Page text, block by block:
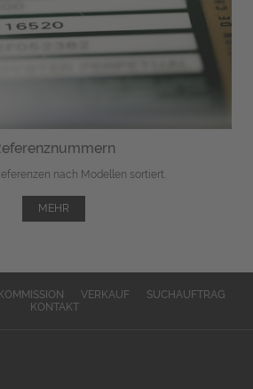
nach Modellen sortiert.
MEHR
VERKAUF
SUCHAUFTRAG
KONTAKT